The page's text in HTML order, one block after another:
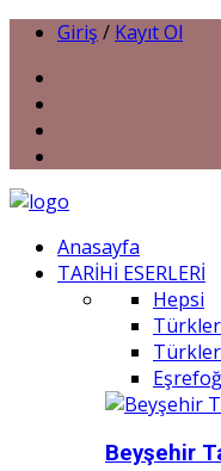
Giriş / Kayıt Ol
Anasayfa
TARİHİ ESERLERİ
Hepsi
Beyşehir